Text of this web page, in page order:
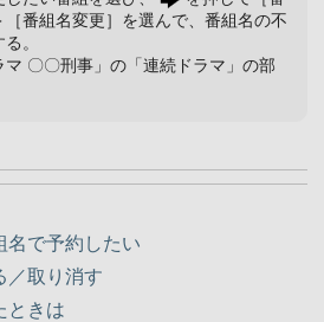
番組名変更］を選んで、番組名の不
。
マ 〇〇刑事」の「連続ドラマ」の部
名で予約したい
／取り消す
ときは